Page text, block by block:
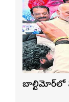
బాల్టిమోర్‌లో